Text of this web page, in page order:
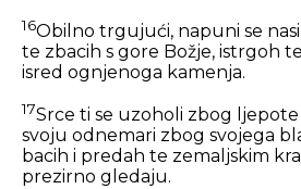
16Obilno trgujući, napuni se
te zbacih s gore Božje, istrgoh
isred ognjenoga kamenja.
17Srce ti se uzoholi zbog
svoju odnemari zbog svojega
bacih i predah te zemaljskim
prezirno gledaju.